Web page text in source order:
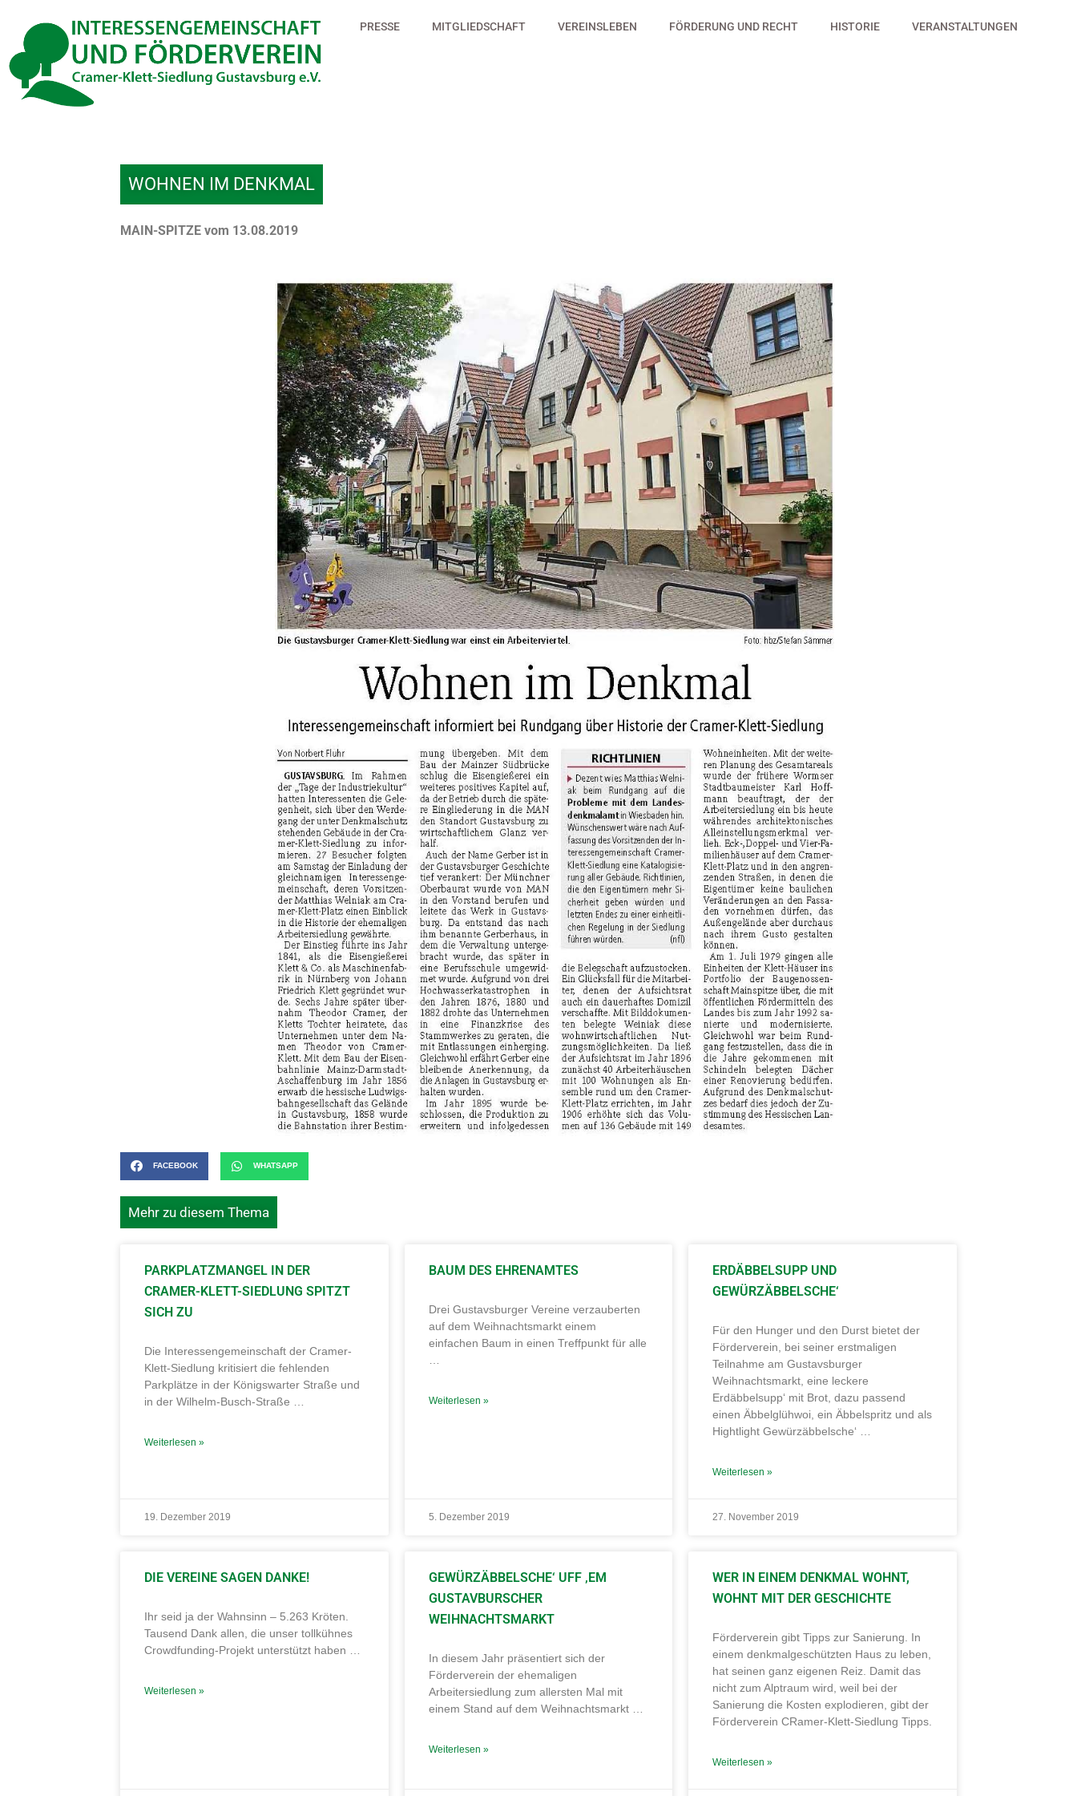
springen
Inhalt
springen
PRESSE MITGLIEDSCHAFT VEREINSLEBEN FÖRDERUNG UND RECHT HISTORIE VERANSTALTUNGEN
WOHNEN IM DENKMAL
MAIN-SPITZE vom 13.08.2019
FACEBOOK WHATSAPP
Mehr zu diesem Thema
PARKPLATZMANGEL IN DER
CRAMER-KLETT-SIEDLUNG SPITZT
SICH ZU
Die Interessengemeinschaft der Cramer-
Klett-Siedlung kritisiert die fehlenden
Parkplätze in der Königswarter Straße und
in der Wilhelm-Busch-Straße …
Weiterlesen »
19. Dezember 2019
BAUM DES EHRENAMTES
Drei Gustavsburger Vereine verzauberten
auf dem Weihnachtsmarkt einem
einfachen Baum in einen Treffpunkt für alle
Weiterlesen »
5. Dezember 2019
ERDÄBBELSUPP UND
GEWÜRZÄBBELSCHE‘
Für den Hunger und den Durst bietet der
Förderverein, bei seiner erstmaligen
Teilnahme am Gustavsburger
Weihnachtsmarkt, eine leckere
Erdäbbelsupp‘ mit Brot, dazu passend
einen Äbbelglühwoi, ein Äbbelspritz und als
Hightlight Gewürzäbbelsche‘ …
Weiterlesen »
27. November 2019
DIE VEREINE SAGEN DANKE!
Ihr seid ja der Wahnsinn – 5.263 Kröten.
Tausend Dank allen, die unser tollkühnes
Crowdfunding-Projekt unterstützt haben …
Weiterlesen »
GEWÜRZÄBBELSCHE‘ UFF ‚EM
GUSTAVBURSCHER
WEIHNACHTSMARKT
In diesem Jahr präsentiert sich der
Förderverein der ehemaligen
Arbeitersiedlung zum allersten Mal mit
einem Stand auf dem Weihnachtsmarkt …
Weiterlesen »
WER IN EINEM DENKMAL WOHNT,
WOHNT MIT DER GESCHICHTE
Förderverein gibt Tipps zur Sanierung. In
einem denkmalgeschützten Haus zu leben,
hat seinen ganz eigenen Reiz. Damit das
nicht zum Alptraum wird, weil bei der
Sanierung die Kosten explodieren, gibt der
Förderverein CRamer-Klett-Siedlung Tipps.
Weiterlesen »